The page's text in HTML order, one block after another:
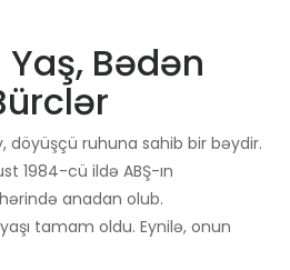
Bədən
döyüşçü ruhuna sahib bir bəydir.
1984-cü ildə ABŞ-ın
anadan olub.
tamam oldu. Eynilə, onun